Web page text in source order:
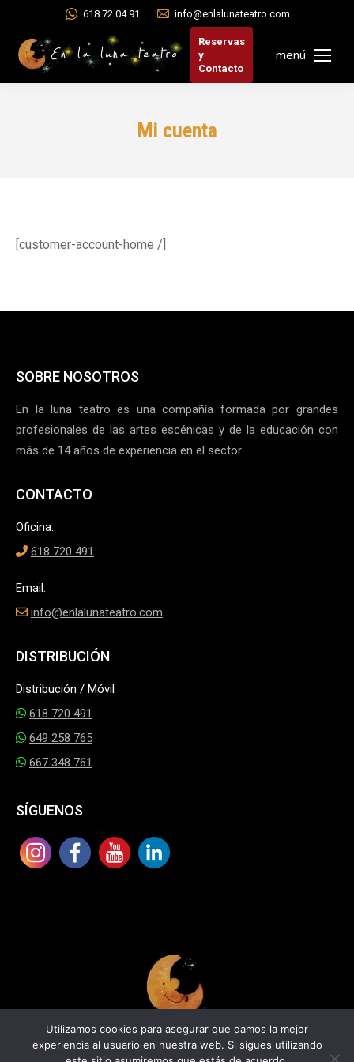
618 72 04 91 info@enlalunateatro.com
menú
Reservas
y
Contacto
Mi cuenta
[customer-account-home /]
SOBRE NOSOTROS
En la luna teatro es una compañía formada por grandes
profesionales de las artes escénicas y de la educación con
más de 14 años de experiencia en el sector.
CONTACTO
Oficina:
618 720 491
Email:
info@enlalunateatro.com
DISTRIBUCIÓN
Distribución / Móvil
618 720 491
649 258 765
667 348 761
SÍGUENOS
En la luna teatro 2025
Utilizamos cookies para asegurar que damos la mejor
experiencia al usuario en nuestra web. Si sigues utilizando